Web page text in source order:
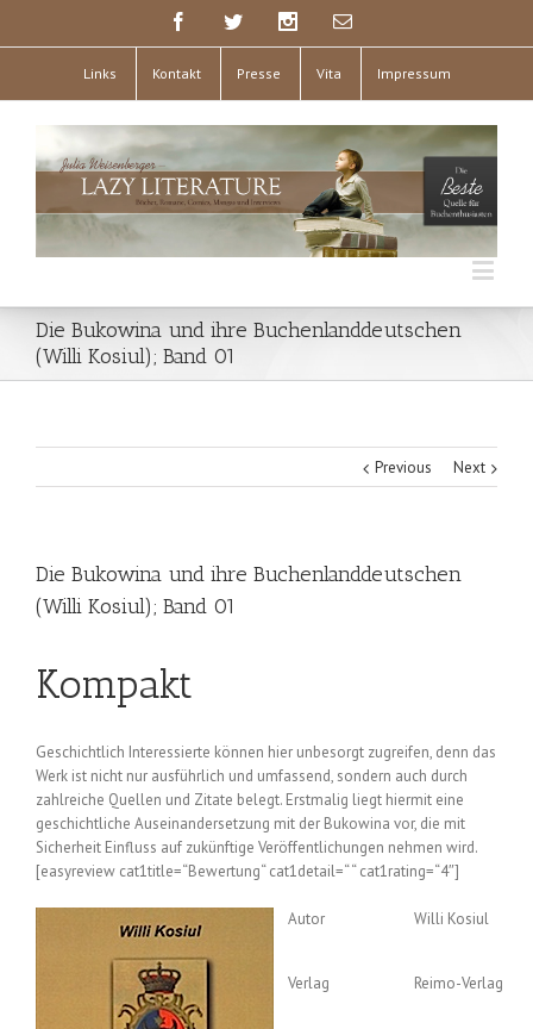
Links Kontakt Presse Vita Impressum
Die Bukowina und ihre Buchenlanddeutschen
(Willi Kosiul); Band 01
Previous Next
Die Bukowina und ihre Buchenlanddeutschen
(Willi Kosiul); Band 01
Kompakt
Geschichtlich Interessierte können hier unbesorgt zugreifen, denn das
Werk ist nicht nur ausführlich und umfassend, sondern auch durch
zahlreiche Quellen und Zitate belegt. Erstmalig liegt hiermit eine
geschichtliche Auseinandersetzung mit der Bukowina vor, die mit
Sicherheit Einfluss auf zukünftige Veröffentlichungen nehmen wird.
[easyreview cat1title=“Bewertung“ cat1detail=“ “ cat1rating=“4″]
Autor Willi Kosiul
Verlag Reimo-Verlag